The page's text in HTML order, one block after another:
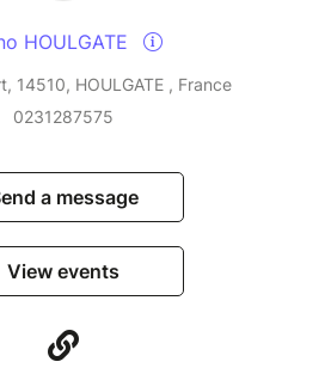
HOULGATE
14510, HOULGATE , France
0231287575
a message
View events